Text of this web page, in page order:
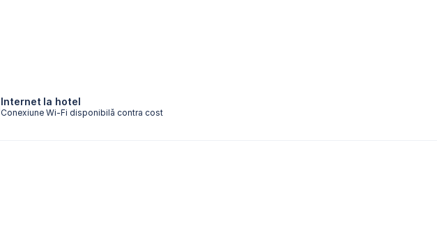
Internet la hotel
Conexiune Wi-Fi disponibilă contra cost